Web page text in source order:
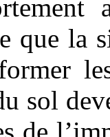
que
sol
de